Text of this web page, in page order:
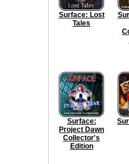
Surface: Lost
Tales
Surface:
Project Dawn
Collector's
Edition